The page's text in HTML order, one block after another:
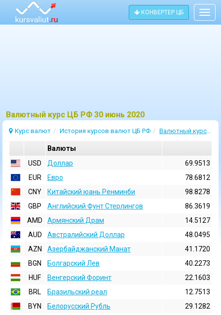
КОНВЕРТЕР ЦБ
Bалютный курс ЦБ РФ 30 июнь 2020
Курс валют История курсов валют ЦБ РФ Валютный курс 30 Июнь 2020
Валюты
USD
Доллар
69.9513
EUR
Евро
78.6812
CNY
Китайский юань Ренминби
98.8278
GBP
Английский Фунт Стерлингов
86.3619
AMD
Армянский Драм
14.5127
AUD
Австралийский Доллар
48.0495
AZN
Азербайджанский Манат
41.1720
BGN
Болгарский Лев
40.2273
HUF
Венгерский Форинт
22.1603
BRL
Бразильский реал
12.7513
BYN
Белорусский Рубль
29.1282